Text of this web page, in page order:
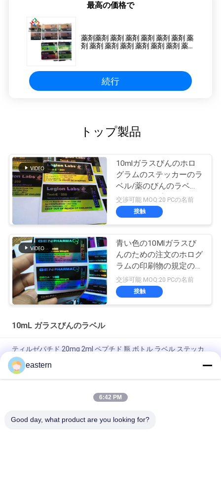
最高の価格で
薬剤薬剤 薬剤 薬剤 薬剤 薬剤 薬剤 薬
剤 薬剤 薬剤 薬剤 薬剤 薬剤 薬剤 薬
剤 薬剤 薬剤 薬剤 薬剤 薬剤 薬剤 薬
剤 薬剤 薬剤 薬剤 薬剤 薬剤 薬剤 薬
剤 薬剤 薬剤 薬剤 薬剤 薬剤 薬剤 薬
剤
続行
トップ製品
10mlガラスびんのホロ
グラムのステッカーのラ
ベル/薬のびんのラベル
のレーザープリンターに
よる印刷
交渉可能 MOQ:20 PCの名前
接触
青い色の10Mlガラスび
んのための注文のホログ
ラムの印刷物の規定のび
んのラベル
交渉可能 MOQ:20 PCの名前
接触
10mL ガラスびんのラベル
ティルゼパチド 20mg 2ml ペプチド 瓶 ボトル ラベル ステッカ
ー 印刷
GHRP6 5MG 2 mL ボトルラベル ステッカー印刷 ペプチドパウダ
ーラベル用
eastern
6:42 PM
Good day, what product are you looking for?